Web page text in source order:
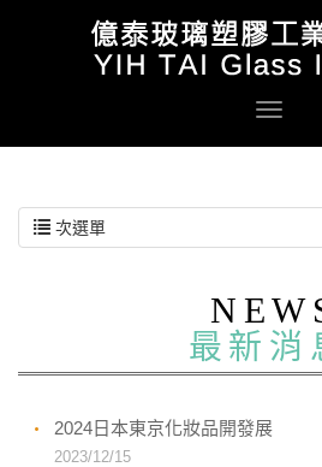
次選單
最新消
2024日本東京化妝品開發展
2023/12/15